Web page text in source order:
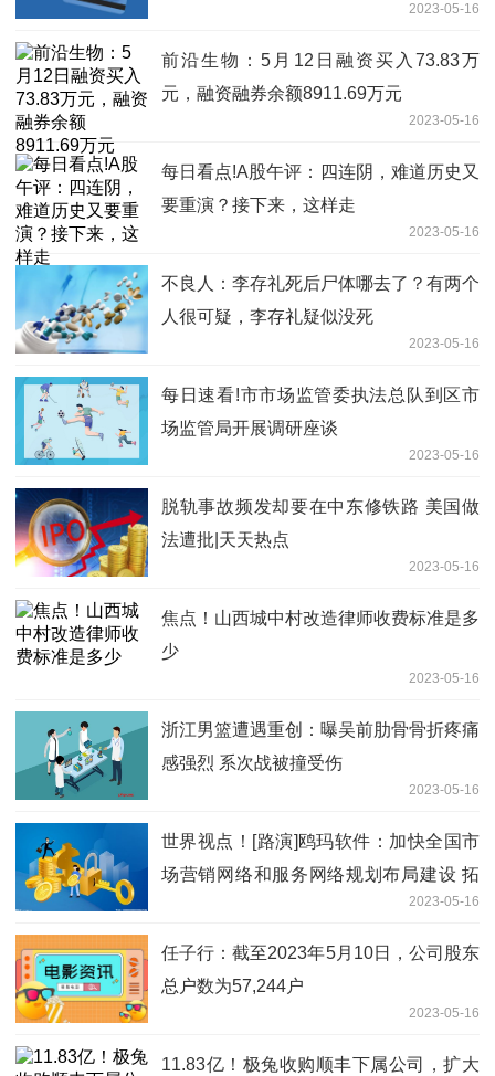
2023-05-16
前沿生物：5月12日融资买入73.83万
元，融资融券余额8911.69万元
2023-05-16
每日看点!A股午评：四连阴，难道历史又
要重演？接下来，这样走
2023-05-16
不良人：李存礼死后尸体哪去了？有两个
人很可疑，李存礼疑似没死
2023-05-16
每日速看!市市场监管委执法总队到区市
场监管局开展调研座谈
2023-05-16
脱轨事故频发却要在中东修铁路 美国做
法遭批|天天热点
2023-05-16
焦点！山西城中村改造律师收费标准是多
少
2023-05-16
浙江男篮遭遇重创：曝吴前肋骨骨折疼痛
感强烈 系次战被撞受伤
2023-05-16
世界视点！[路演]鸥玛软件：加快全国市
场营销网络和服务网络规划布局建设 拓
2023-05-16
任子行：截至2023年5月10日，公司股东
总户数为57,244户
2023-05-16
11.83亿！极兔收购顺丰下属公司，扩大